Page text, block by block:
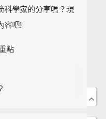
科學家的分享嗎？現
容吧!
點